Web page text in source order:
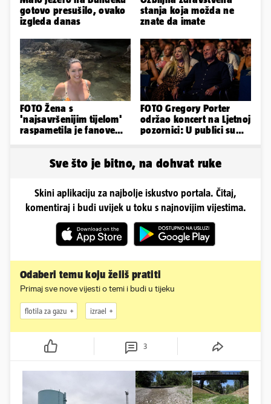
gotovo presušilo, ovako
izgleda danas
stanja koja možda ne
znate da imate
FOTO Žena s
'najsavršenijim tijelom'
raspametila je fanove
FOTO Gregory Porter
održao koncert na Ljetnoj
pozornici: U publici su
Sve što je bitno, na dohvat ruke
Skini aplikaciju za najbolje iskustvo portala. Čitaj,
komentiraj i budi uvijek u toku s najnovijim vijestima.
Odaberi temu koju želiš pratiti
Primaj sve nove vijesti o temi i budi u tijeku
flotila za gazu izrael
3